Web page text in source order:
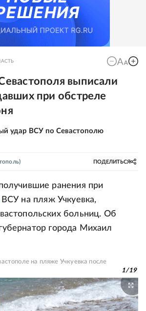
выписали
при обстреле
удар ВСУ по Севастополю
ПОДЕЛИТЬСЯ
ранения при
ВСУ на пляж Учкуевка,
больниц. Об
города Михаил
на пляже Учкуевка после
1/19